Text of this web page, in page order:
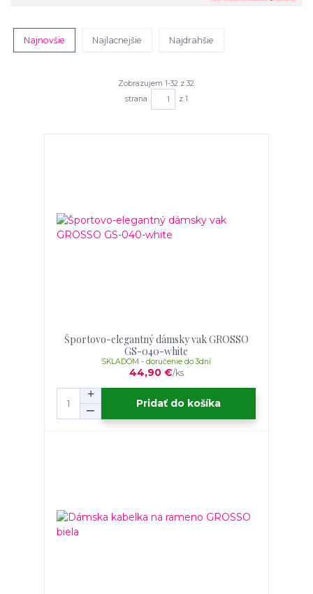
Najnovšie Najlacnejšie Najdrahšie
Zobrazujem 1-32 z 32
strana
z 1
Športovo-elegantný dámsky vak GROSSO
GS-040-white
44,90 €/ks
SKLADOM - doručenie do 3dní
Pridať do košíka